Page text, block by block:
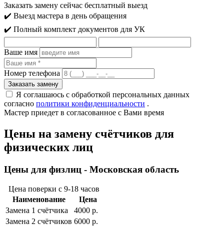
Заказать замену сейчас бесплатный выезд
✔️ Выезд мастера в день обращения
✔️ Полный комплект документов для УК
Ваше имя
Номер телефона
Я соглашаюсь с обработкой персональных данных
согласно политики конфиденциальности .
Мастер приедет в согласованное с Вами время
Цены на замену счётчиков для
физических лиц
Цены для физлиц - Московская область
Цена поверки с 9-18 часов
Наименование
Цена
Замена 1 cчётчика
4000 р.
Замена 2 cчётчиков 6000 р.